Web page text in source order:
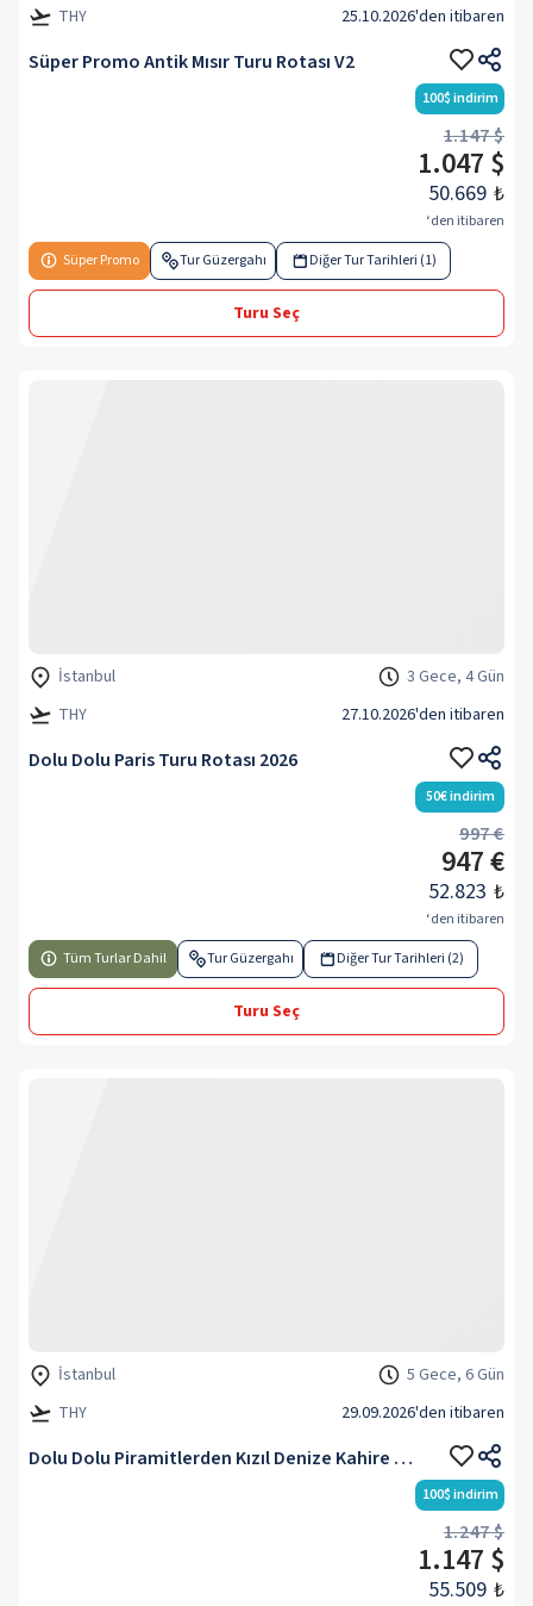
THY 25.10.2026'den itibaren
Süper Promo Antik Mısır Turu Rotası V2
100$indirim
1.147 $
1.047 $
50.669 ₺
‘den itibaren
Süper Promo
Tur Güzergahı Diğer Tur Tarihleri (1)
Turu Seç
İstanbul
3 Gece, 4 Gün
THY
27.10.2026'den itibaren
Dolu Dolu Paris Turu Rotası 2026
50€indirim
997 €
947 €
52.823 ₺
‘den itibaren
Tüm Turlar Dahil
Tur Güzergahı Diğer Tur Tarihleri (2)
Turu Seç
İstanbul
5 Gece, 6 Gün
THY
29.09.2026'den itibaren
Dolu Dolu Piramitlerden Kızıl Denize Kahire & Sharm El Sheikh Turu Rotası V4
100$indirim
1.247 $
1.147 $
55.509 ₺